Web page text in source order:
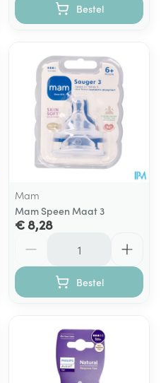
Bestel
Mam
Mam Speen Maat 3
€ 8,28
Bestel